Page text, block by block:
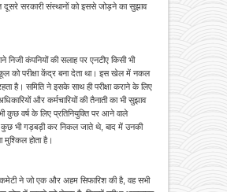
दूसरे सरकारी संस्थानों को इससे जोड़ने का सुझाव
निजी कंपनियों की सलाह पर एनटीए किसी भी
को परीक्षा केंद्र बना देता था। इस खेल में नकल
है। समिति ने इसके साथ ही परीक्षा कराने के लिए
और कर्मचारियों की तैनाती का भी सुझाव
कुछ वर्ष के लिए प्रतिनियुक्ति पर आने वाले
कुछ भी गड़बड़ी कर निकल जाते थे, बाद में उनकी
मुश्किल होता है।
ने जो एक और अहम सिफारिश की है, वह सभी